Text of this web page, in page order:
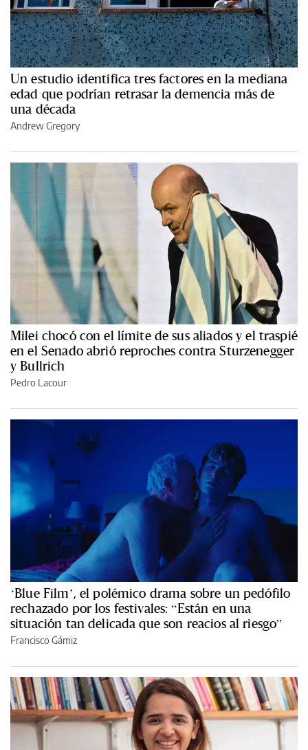
Un estudio identifica tres factores en la mediana
edad que podrían retrasar la demencia más de
una década
Andrew Gregory
Milei chocó con el límite de sus aliados y el traspié
en el Senado abrió reproches contra Sturzenegger
y Bullrich
Pedro Lacour
‘Blue Film’, el polémico drama sobre un pedófilo
rechazado por los festivales: “Están en una
situación tan delicada que son reacios al riesgo”
Francisco Gámiz